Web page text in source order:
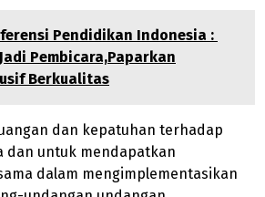
Pendidikan Indonesia :
Pembicara,Paparkan
Berkualitas
dan kepatuhan terhadap
dan untuk mendapatkan
dalam mengimplementasikan